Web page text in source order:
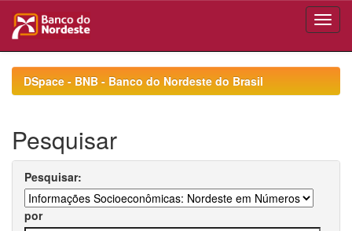
navigationDSpace - BNB - Banco do Nordeste do Brasil
Pesquisar
Pesquisar:
por